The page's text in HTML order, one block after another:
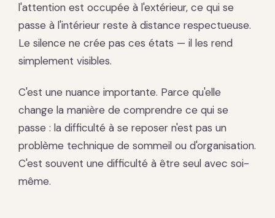
l'attention est occupée à l'extérieur, ce qui se
passe à l'intérieur reste à distance respectueuse.
Le silence ne crée pas ces états — il les rend
simplement visibles.
C'est une nuance importante. Parce qu'elle
change la manière de comprendre ce qui se
passe : la difficulté à se reposer n'est pas un
problème technique de sommeil ou d'organisation.
C'est souvent une difficulté à être seul avec soi-
même.